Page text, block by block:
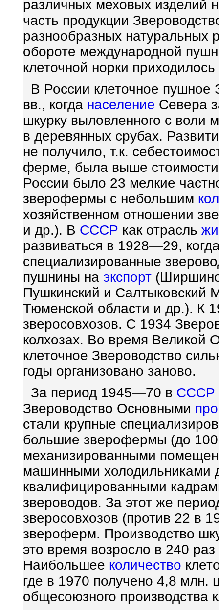
различных меховых изделий
часть продукции
разнообразных натуральных
обороте международной
клеточной норки
В России клеточное пушное
вв., когда население Севера
шкурку выловленного с воли
в деревянных срубах.
не получило, т.к.
ферме, была выше
России было 23 мелкие
зверофермы с небольшим
хозяйственном отношении
и др.). В СССР как отрасль
развиваться в 1928—29,
специализированные
пушнины на экспорт
Пушкинский и Салтыковский
Тюменской области и др.). К
зверосовхозов. С 1934
колхозах. Во время Великой
клеточное Звероводство
годы организовано заново.
За период 1945—70 в СССР
Звероводство Основными
стали крупные
большие зверофермы (до
механизированными
машинными холодильниками
квалифицированными
звероводов. За этот же
зверосовхозов (против 22 в
звероферм. Производство
это время возросло в 240
Наибольшее количество
где в 1970 получено 4,8 млн.
общесоюзного производства